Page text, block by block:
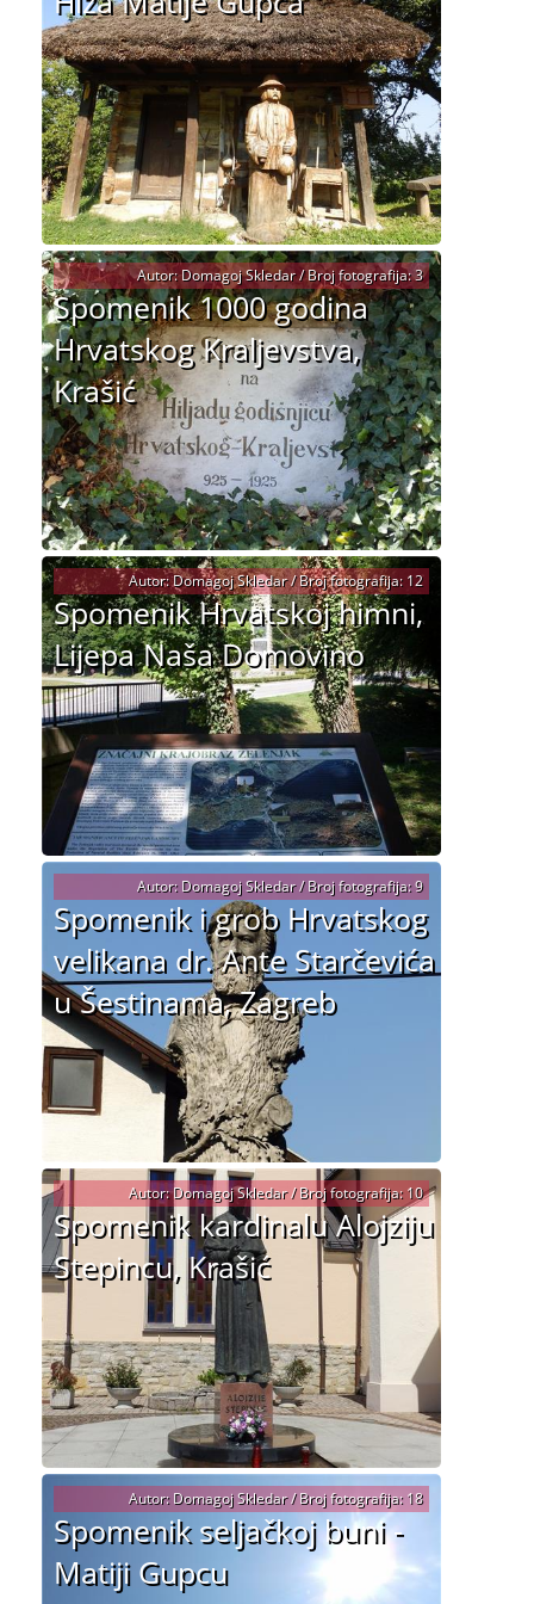
Spomenik 1000 godina
Hrvatskog Kraljevstva,
Krašić
Autor: Domagoj Skledar / Broj fotografija: 3
Spomenik Hrvatskoj himni,
Lijepa Naša Domovino
Autor: Domagoj Skledar / Broj fotografija: 12
Spomenik i grob Hrvatskog
velikana dr. Ante Starčevića
u Šestinama, Zagreb
Autor: Domagoj Skledar / Broj fotografija: 9
Spomenik kardinalu Alojziju
Stepincu, Krašić
Autor: Domagoj Skledar / Broj fotografija: 10
Spomenik seljačkoj buni -
Matiji Gupcu
Autor: Domagoj Skledar / Broj fotografija: 18